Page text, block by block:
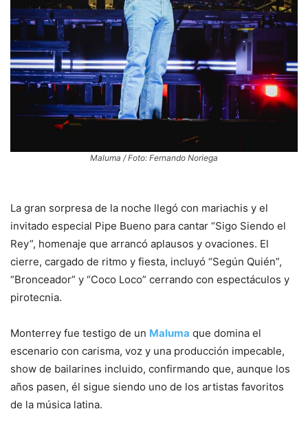
Maluma / Foto: Fernando Noriega
La gran sorpresa de la noche llegó con mariachis y el
invitado especial Pipe Bueno para cantar “Sigo Siendo el
Rey”, homenaje que arrancó aplausos y ovaciones. El
cierre, cargado de ritmo y fiesta, incluyó “Según Quién”,
“Bronceador” y “Coco Loco” cerrando con espectáculos y
pirotecnia.
Monterrey fue testigo de un Maluma que domina el
escenario con carisma, voz y una producción impecable,
show de bailarines incluido, confirmando que, aunque los
años pasen, él sigue siendo uno de los artistas favoritos
de la música latina.